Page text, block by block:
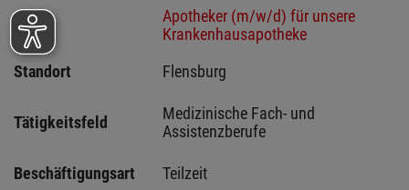
Stelle
Apotheker (m/w/d) für unsere
Krankenhausapotheke
Standort
Flensburg
Tätigkeitsfeld
Medizinische Fach- und
Assistenzberufe
Beschäftigungsart Teilzeit